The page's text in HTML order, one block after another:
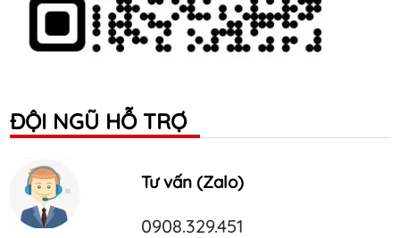
ĐỘI NGŨ HỖ TRỢ
Tư vấn (Zalo)
0908.329.451